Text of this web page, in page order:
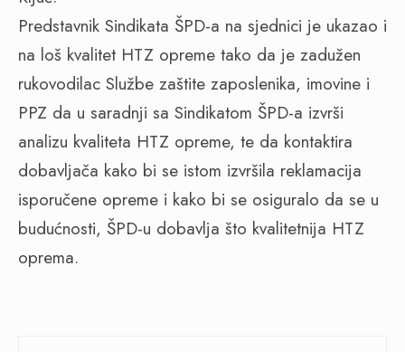
Predstavnik Sindikata ŠPD-a na sjednici je ukazao i
na loš kvalitet HTZ opreme tako da je zadužen
rukovodilac Službe zaštite zaposlenika, imovine i
PPZ da u saradnji sa Sindikatom ŠPD-a izvrši
analizu kvaliteta HTZ opreme, te da kontaktira
dobavljača kako bi se istom izvršila reklamacija
isporučene opreme i kako bi se osiguralo da se u
budućnosti, ŠPD-u dobavlja što kvalitetnija HTZ
oprema.